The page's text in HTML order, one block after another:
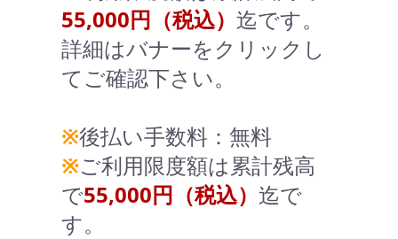
55,000円（税込） 迄です。
詳細はバナーをクリックし
てご確認下さい。
※後払い手数料：無料
※ご利用限度額は累計残高
で55,000円（税込） 迄で
す。